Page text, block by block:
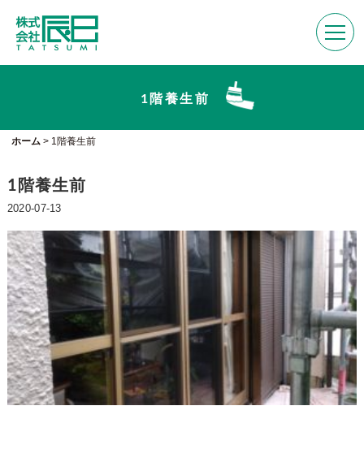
1階養生前
ホーム> 1階養生前
1階養生前
2020-07-13